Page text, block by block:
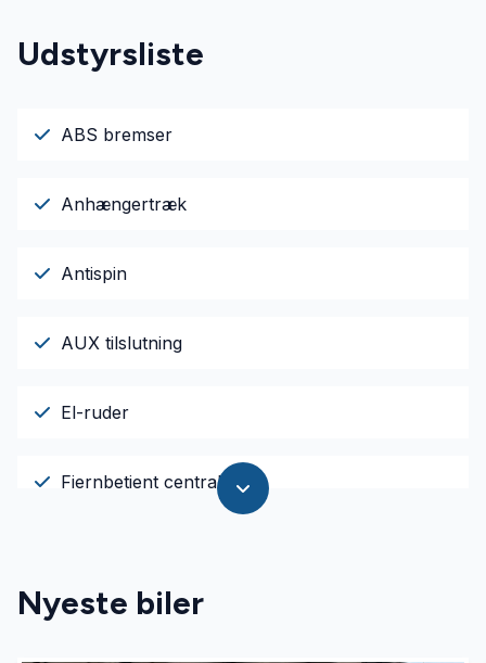
Udstyrsliste
ABS bremser
Anhængertræk
Antispin
AUX tilslutning
El-ruder
Fjernbetjent centrallås
Infocenter
Nyeste biler